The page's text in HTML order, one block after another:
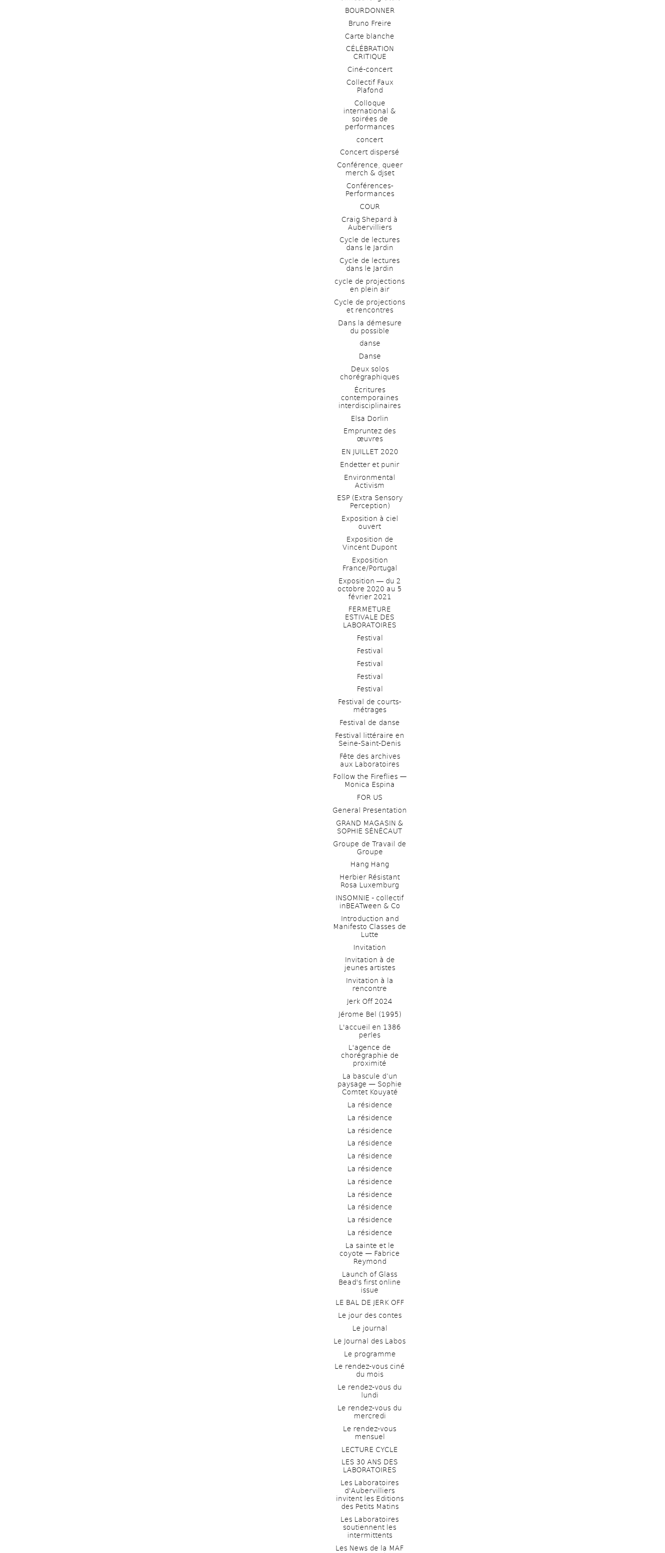
BOURDONNER
Bruno Freire
Carte blanche
CÉLÉBRATION
CRITIQUE
Ciné-concert
Collectif Faux
Plafond
Colloque
international &
soirées de
performances
concert
Concert dispersé
Conférence, queer
merch & djset
Conférences-
Performances
COUR
Craig Shepard à
Aubervilliers
Cycle de lectures
dans le Jardin
Cycle de lectures
dans le Jardin
cycle de projections
en plein air
Cycle de projections
et rencontres
Dans la démesure
du possible
danse
Danse
Deux solos
chorégraphiques
Écritures
contemporaines
interdisciplinaires
Elsa Dorlin
Empruntez des
œuvres
EN JUILLET 2020
Endetter et punir
Environmental
Activism
ESP (Extra Sensory
Perception)
Exposition à ciel
ouvert
Exposition de
Vincent Dupont
Exposition
France/Portugal
Exposition ― du 2
octobre 2020 au 5
février 2021
FERMETURE
ESTIVALE DES
LABORATOIRES
Festival
Festival
Festival
Festival
Festival
Festival de courts-
métrages
Festival de danse
Festival littéraire en
Seine-Saint-Denis
Fête des archives
aux Laboratoires
Follow the Fireflies —
Monica Espina
FOR US
General Presentation
GRAND MAGASIN &
SOPHIE SÉNÉCAUT
Groupe de Travail de
Groupe
Hang Hang
Herbier Résistant
Rosa Luxemburg
INSOMNIE - collectif
inBEATween & Co
Introduction and
Manifesto Classes de
Lutte
Invitation
Invitation à de
jeunes artistes
Invitation à la
rencontre
Jerk Off 2024
Jérome Bel (1995)
L'accueil en 1386
perles
L'agence de
chorégraphie de
proximité
La bascule d’un
paysage — Sophie
Comtet Kouyaté
La résidence
La résidence
La résidence
La résidence
La résidence
La résidence
La résidence
La résidence
La résidence
La résidence
La résidence
La sainte et le
coyote — Fabrice
Reymond
Launch of Glass
Bead's first online
issue
LE BAL DE JERK OFF
Le jour des contes
Le journal
Le Journal des Labos
Le programme
Le rendez-vous ciné
du mois
Le rendez-vous du
lundi
Le rendez-vous du
mercredi
Le rendez-vous
mensuel
LECTURE CYCLE
LES 30 ANS DES
LABORATOIRES
Les Laboratoires
d'Aubervilliers
invitent les Editions
des Petits Matins
Les Laboratoires
soutiennent les
intermittents
Les News de la MAF